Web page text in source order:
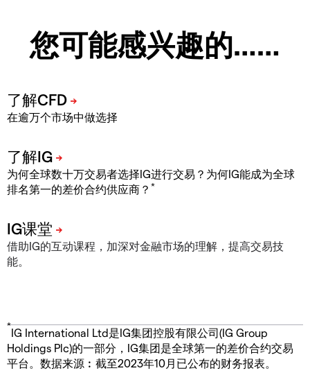
您可能感兴趣的……
在逾万个市场中做选择
为何全球数十万交易者选择IG进行交易？为何IG能成为全球
排名第一的差价合约供应商？ *
借助IG的互动课程，加深对金融市场的理解，提高交易技
能。
*
IG International Ltd是IG集团控股有限公司(IG Group
Holdings Plc)的一部分，IG集团是全球第一的差价合约交易
平台。数据来源︰截至2023年10月已公布的财务报表。